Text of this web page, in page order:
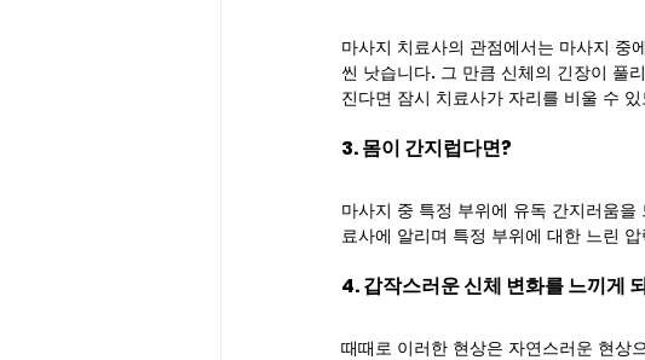
마사지 치료사의 관점에서는 마사지 중
씬 낫습니다. 그 만큼 신체의 긴장이 풀
진다면 잠시 치료사가 자리를 비울 수
3. 몸이 간지럽다면?
마사지 중 특정 부위에 유독 간지러움
료사에 알리며 특정 부위에 대한 느린
4. 갑작스러운 신체 변화를 느끼게
때때로 이러한 현상은 자연스러운 현상